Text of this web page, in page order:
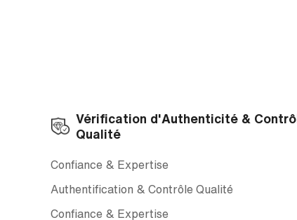
Confiance & Expertise
Authentification & Contrôle Qualité
Confiance & Expertise
Vérification d'Authenticité &
Qualité